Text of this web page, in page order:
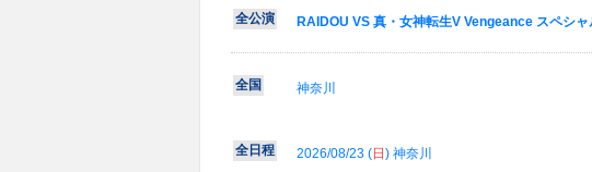
全公演 RAIDOU VS 真・女神転生V Vengeance スペシャ
全国 神奈川
全日程 2026/08/23 (日 ) 神奈川